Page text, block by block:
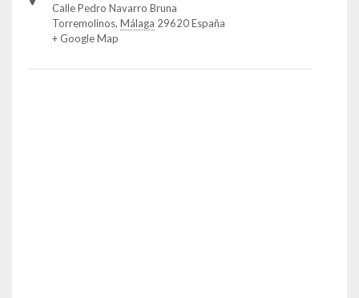
Calle Pedro Navarro Bruna
Torremolinos, Málaga 29620España
+ Google Map